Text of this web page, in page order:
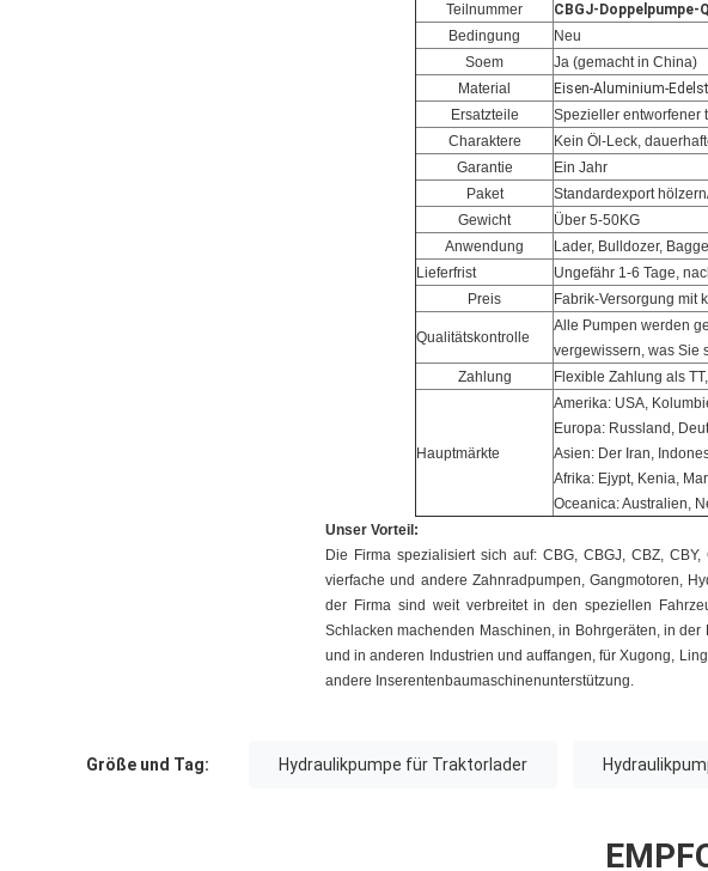
Teilnummer
CBGJ-
Bedingung
Neu
Soem
Ja (gemacht in China)
Material
Eisen-Aluminium-
Ersatzteile
Spezieller entworfener
Charaktere
Kein Öl-Leck,
Garantie
Ein Jahr
Paket
Standardexport
Gewicht
Über 5-50KG
Anwendung
Lader, Bulldozer,
Lieferfrist
Ungefähr 1-6 Tage,
Preis
Fabrik-Versorgung mit
Qualitätskontrolle
Alle Pumpen werden
vergewissern, was Sie
Zahlung
Flexible Zahlung als
Hauptmärkte
Amerika: USA,
Europa: Russland,
Asien: Der Iran,
Afrika: Ejypt, Kenia,
Oceanica: Australien,
Unser Vorteil:
Die Firma spezialisiert sich auf: CBG, CBGJ, CBZ,
vierfache und andere Zahnradpumpen, Gangmotoren,
der Firma sind weit verbreitet in den speziellen
Schlacken machenden Maschinen, in Bohrgeräten, in
und in anderen Industrien und auffangen, für Xugong,
andere Inserentenbaumaschinenunterstützung.
Größe und Tag: Hydraulikpumpe für Traktorlader